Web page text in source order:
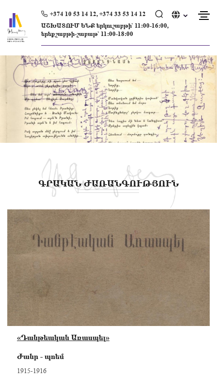
content
+374 10 53 14 12, +374 33 53 14 12
ԱՇԽԱՏՈՒՄ ԵՆՔ երկուշաբթի՝ 11։00-16։00,
երեքշաբթի-շաբաթ՝ 11։00-18։00
ԳՐԱԿԱՆ ԺԱՌԱՆԳՈՒԹՅՈՒՆ
«Դանթեական Առասպել»
Ժանր - պոեմ
1915-1916